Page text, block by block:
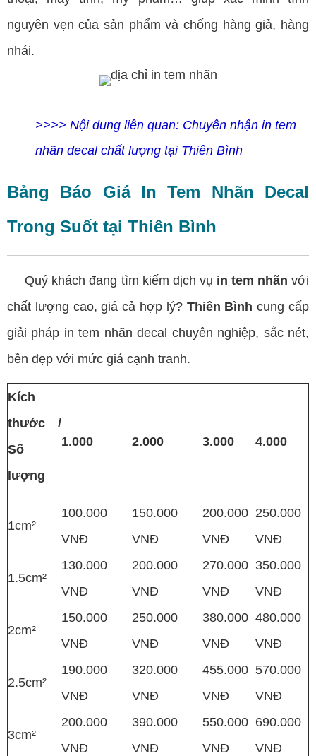
nguyên vẹn của sản phẩm và chống hàng giả, hàng
nhái.
>>>> Nội dung liên quan: Chuyên nhận in tem
nhãn decal chất lượng tại Thiên Bình
Bảng Báo Giá In Tem Nhãn Decal
Trong Suốt tại Thiên Bình
Quý khách đang tìm kiếm dịch vụ in tem nhãn với
chất lượng cao, giá cả hợp lý? Thiên Bình cung cấp
giải pháp in tem nhãn decal chuyên nghiệp, sắc nét,
bền đẹp với mức giá cạnh tranh.
Kích
thước /
Số
lượng
1.000 2.000 3.000 4.000
1cm²
100.000
VNĐ
150.000
VNĐ
200.000
VNĐ
250.000
VNĐ
1.5cm²
130.000
VNĐ
200.000
VNĐ
270.000
VNĐ
350.000
VNĐ
2cm²
150.000
VNĐ
250.000
VNĐ
380.000
VNĐ
480.000
VNĐ
2.5cm²
190.000
VNĐ
320.000
VNĐ
455.000
VNĐ
570.000
VNĐ
3cm²
200.000
VNĐ
390.000
VNĐ
550.000
VNĐ
690.000
VNĐ